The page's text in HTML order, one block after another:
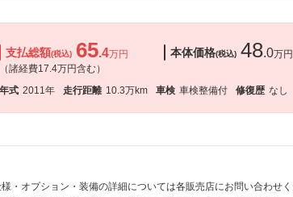
支払総額(税込) 65.4万円
（諸経費17.4万円含む）
本体価格(税込) 48.0万円
年式 2011年 走行距離 10.3万km 車検 車検整備付 修復歴 なし
・オプション・装備の詳細については各販売店にお問い合わせく